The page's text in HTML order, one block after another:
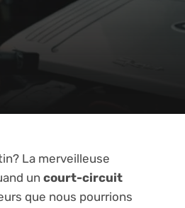
La merveilleuse
un court-circuit
que nous pourrions